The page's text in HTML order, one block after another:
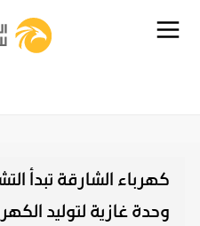
كهرباء الشارقة تبدأ
وحدة غازية لتوليد الكهرباء